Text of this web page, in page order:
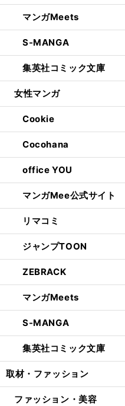
マンガMeets
S-MANGA
集英社コミック文庫
女性マンガ
Cookie
Cocohana
office YOU
マンガMee公式サイト
リマコミ
ジャンプTOON
ZEBRACK
マンガMeets
S-MANGA
集英社コミック文庫
取材・ファッション
ファッション・美容